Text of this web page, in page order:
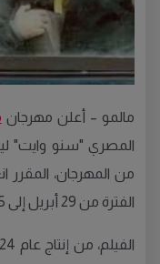
مالمو – أعلن مهرجان
المصري "سنو وايت"
من المهرجان، المقرر
الفترة من 29 أبريل إلى 5 مايو 2025.